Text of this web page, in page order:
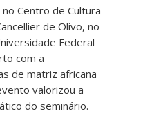
Centro de Cultura
de Olivo, no
Federal
com a
de matriz africana
valorizou a
do seminário.